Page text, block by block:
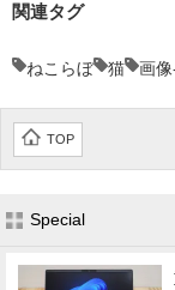
関連タグ
ねこらぼ 猫 画
TOP
Special